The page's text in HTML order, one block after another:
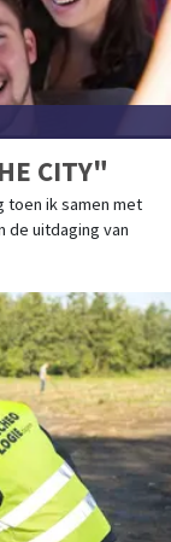
CITY"
toen ik samen met
de uitdaging van